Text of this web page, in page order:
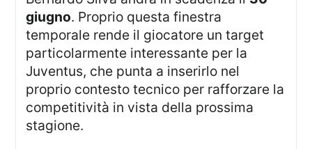
giugno. Proprio questa finestra
temporale rende il giocatore un target
particolarmente interessante per la
Juventus, che punta a inserirlo nel
proprio contesto tecnico per rafforzare la
competitività in vista della prossima
stagione.